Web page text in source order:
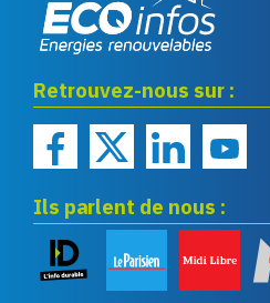
renouvelables
Retrouvez-nous sur :
Ils parlent de nous :